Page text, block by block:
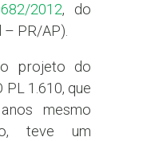
2012, do
PR/AP).
projeto do
1.610, que
mesmo
teve um